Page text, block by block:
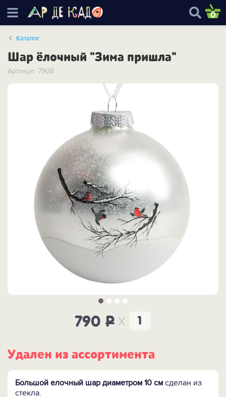
0
Каталог
Шар ёлочный "Зима пришла"
Артикул: 7908
790 P x
Удален из ассортимента
Большой елочный шар диаметром 10 см сделан из
стекла.